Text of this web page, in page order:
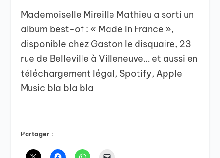
Mademoiselle Mireille Mathieu a sorti un
album best-of : « Made In France »,
disponible chez Gaston le disquaire, 23
rue de Belleville à Villeneuve… et aussi en
téléchargement légal, Spotify, Apple
Music bla bla bla
Partager :